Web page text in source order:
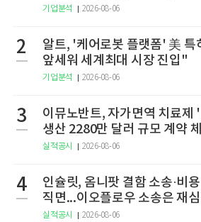
기업분석 2026-08-06
2
알트, '케어로봇 플랫폼' 美
앞세워 세계최대 시장 진입"
기업분석 2026-08-06
3
이뮤노반트, 자가면역 치료
생산 2280만 달러 규모 계약
실적공시 2026-08-06
4
인슐릿, 옴니팟 결함 소송·비용
직면...이오플로우 소송은 재
구
실적공시 2026-08-06